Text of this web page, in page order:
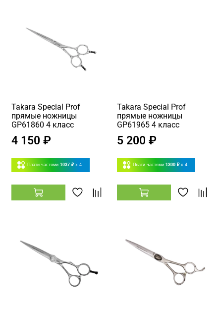
Takara Special Prof
прямые ножницы
GP61860 4 класс
4 150 ₽
Плати частями 1037 ₽ x 4
Takara Special Prof
прямые ножницы
GP61965 4 класс
5 200 ₽
Плати частями 1300 ₽ x 4